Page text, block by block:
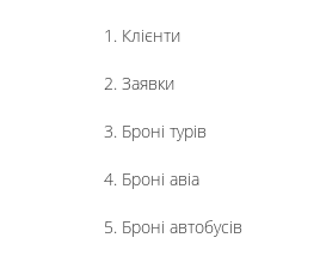
1. Клієнти
2. Заявки
3. Броні турів
4. Броні авіа
5. Броні автобусів